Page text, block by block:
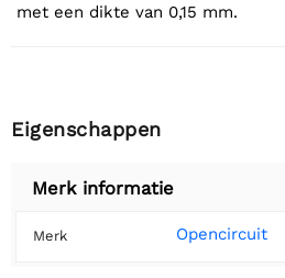
met een dikte van 0,15 mm.
Eigenschappen
Merk informatie
Merk Opencircuit